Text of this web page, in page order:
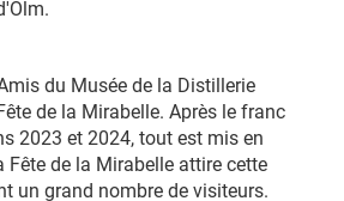
du Musée de la Distillerie
de la Mirabelle. Après le franc
2023 et 2024, tout est mis en
Fête de la Mirabelle attire cette
un grand nombre de visiteurs.